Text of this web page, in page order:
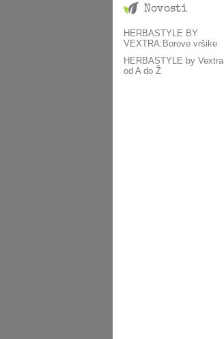
Novosti
HERBASTYLE BY
VEXTRA:Borove vršike
HERBASTYLE by Vextra
od A do Ž